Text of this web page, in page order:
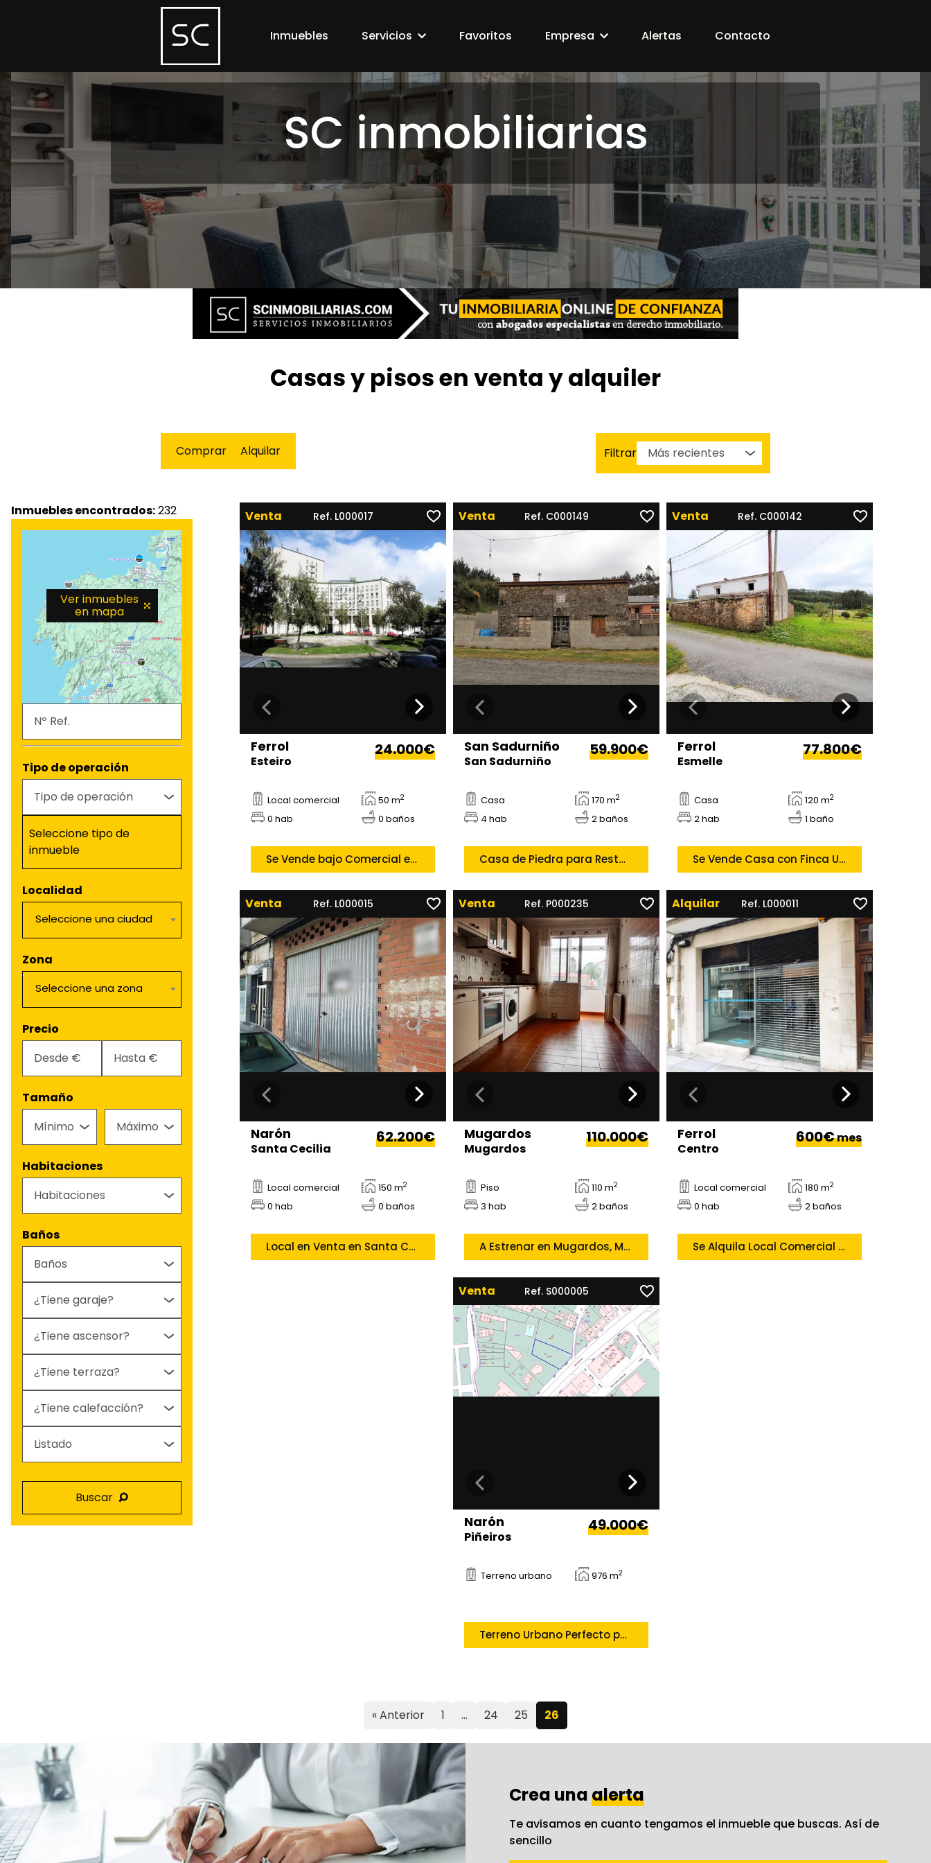
Inmuebles Servicios Favoritos Empresa Alertas Contacto
SC inmobiliarias
Casas y pisos en venta y alquiler
Comprar Alquilar Filtrar
Inmuebles encontrados:232
Ver inmuebles
en mapa
Tipo de operación
Seleccione tipo de
inmueble
Localidad
Seleccione una ciudad
Zona
Seleccione una zona
Precio
Tamaño
Habitaciones
Baños
Buscar
Venta Ref. L000017
Ferrol
Esteiro
24.000€
Local comercial 50 m2
0 hab 0 baños
Se Vende bajo Comercial en Esteiro, Ferrol
Venta Ref. C000149
San Sadurniño
San Sadurniño
59.900€
Casa 170 m2
4 hab 2 baños
Casa de Piedra para Restaurar y con Finca en San Sadurnino, San Sadurniño
Venta Ref. C000142
Ferrol
Esmelle
77.800€
Casa 120 m2
2 hab 1 baño
Se Vende Casa con Finca Urbanizable en Esmelle, Ferrol
Venta Ref. L000015
Narón
Santa Cecilia
62.200€
Local comercial 150 m2
0 hab 0 baños
Local en Venta en Santa Cecilia, Narón
Venta Ref. P000235
Mugardos
Mugardos
110.000€
Piso 110 m2
3 hab 2 baños
A Estrenar en Mugardos, Mugardos
Alquilar Ref. L000011
Ferrol
Centro
600€mes
Local comercial 180 m2
0 hab 2 baños
Se Alquila Local Comercial en el Centro, Ferrol
Venta Ref. S000005
Narón
Piñeiros
49.000€
Terreno urbano 976 m2
Terreno Urbano Perfecto para Edificar en Piñeiros, Narón
« Anterior 1 … 24 25 26
Crea unaalerta
Te avisamos en cuanto tengamos el inmueble que buscas. Así de
sencillo